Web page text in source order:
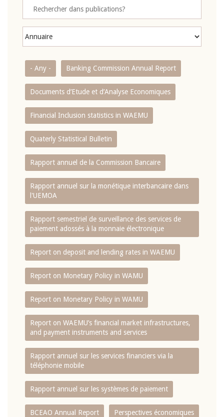
- Any - Banking Commission Annual Report
Documents d’Etude et d’Analyse Economiques
Financial Inclusion statistics in WAEMU
Quaterly Statistical Bulletin
Rapport annuel de la Commission Bancaire
Rapport annuel sur la monétique interbancaire dans
l'UEMOA
Rapport semestriel de surveillance des services de
paiement adossés à la monnaie électronique
Report on deposit and lending rates in WAEMU
Report on Monetary Policy in WAMU
Report on Monetary Policy in WAMU
Report on WAEMU’s financial market infrastructures,
and payment instruments and services
Rapport annuel sur les services financiers via la
téléphonie mobile
Rapport annuel sur les systèmes de paiement
BCEAO Annual Report Perspectives économiques